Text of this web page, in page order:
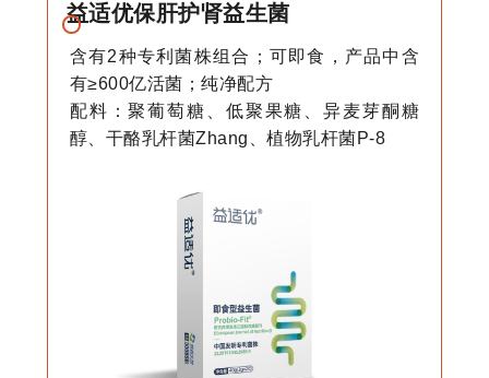
益适优保肝护肾益生菌
含有2种专利菌株组合；可即食，产品中含
有≥600亿活菌；纯净配方
配料：聚葡萄糖、低聚果糖、异麦芽酮糖
醇、干酪乳杆菌Zhang、植物乳杆菌P-8